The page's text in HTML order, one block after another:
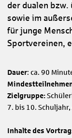
der dualen
sowie im
für junge
Sportvereinen,
Dauer: ca. 90
Zielgruppe:
7. bis 10.
Inhalte des